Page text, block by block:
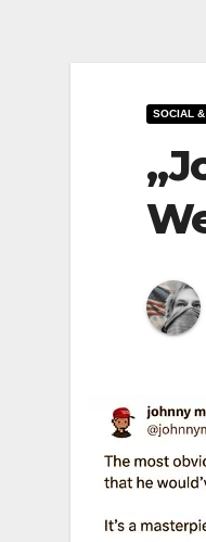
SOCIAL